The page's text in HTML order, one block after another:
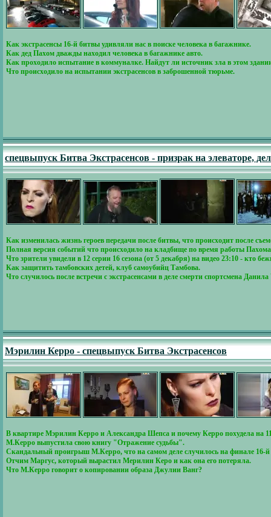
Как экстрасенсы 16-й битвы удивляли нас в поиске человека в багажнике.
Как дед Пахом дважды находил человека в багажнике авто.
Как проходило испытание в коммуналке. Найдут ли источник зла в этом
Что происходило на испытании экстрасенсов в заброшенной тюрьме.
спецвыпуск Битва Экстрасенсов - призрак на элеваторе,
Как изменилась жизнь героев передачи после битвы, что происходит после
Полная версия событий что происходило на кладбище по время работы
Что зрители увидели в 12 серии 16 сезона (от 5 декабря) на видео 23:10 - кто
Как защитить тамбовских детей, клуб самоубийц Тамбова.
Что случилось после встречи с экстрасенсами в деле смерти спортсмена
Мэрилин Керро - спецвыпуск Битва Экстрасенсов
В квартире Мэрилин Керро и Александра Шепса и почему Керро похудела на
М.Керро выпустила свою книгу "Отражение судьбы".
Скандальный проигрыш М.Керро, что на самом деле случилось на финале 16-й
Отчим Маргус, который вырастил Мерилин Керо и как она его потеряла.
Что М.Керро говорит о копировании образа Джулии Ванг?